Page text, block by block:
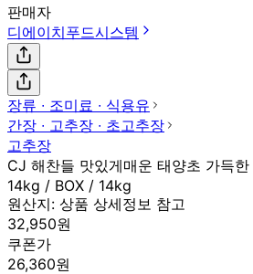
판매자
디에이치푸드시스템
장류 ∙ 조미료 ∙ 식용유
간장 ∙ 고추장 ∙ 초고추장
고추장
CJ 해찬들 맛있게매운 태양초 가득
14kg / BOX / 14kg
원산지: 상품 상세정보 참고
32,950원
쿠폰가
26,360원